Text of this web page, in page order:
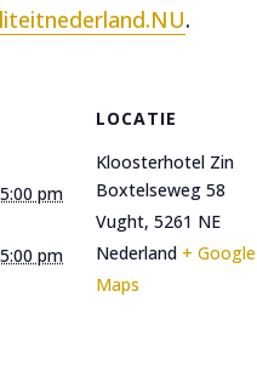
.
pm
pm
LOCATIE
Kloosterhotel Zin
Boxtelseweg 58
Vught, 5261 NE
Nederland + Google
Maps